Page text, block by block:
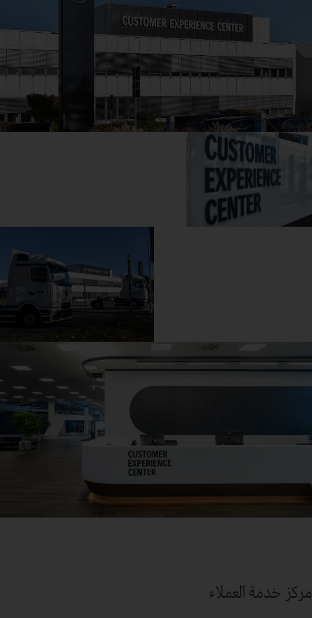
مركز خدمة العملاء